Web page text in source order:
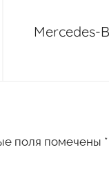
Mercedes-
поля помечены *